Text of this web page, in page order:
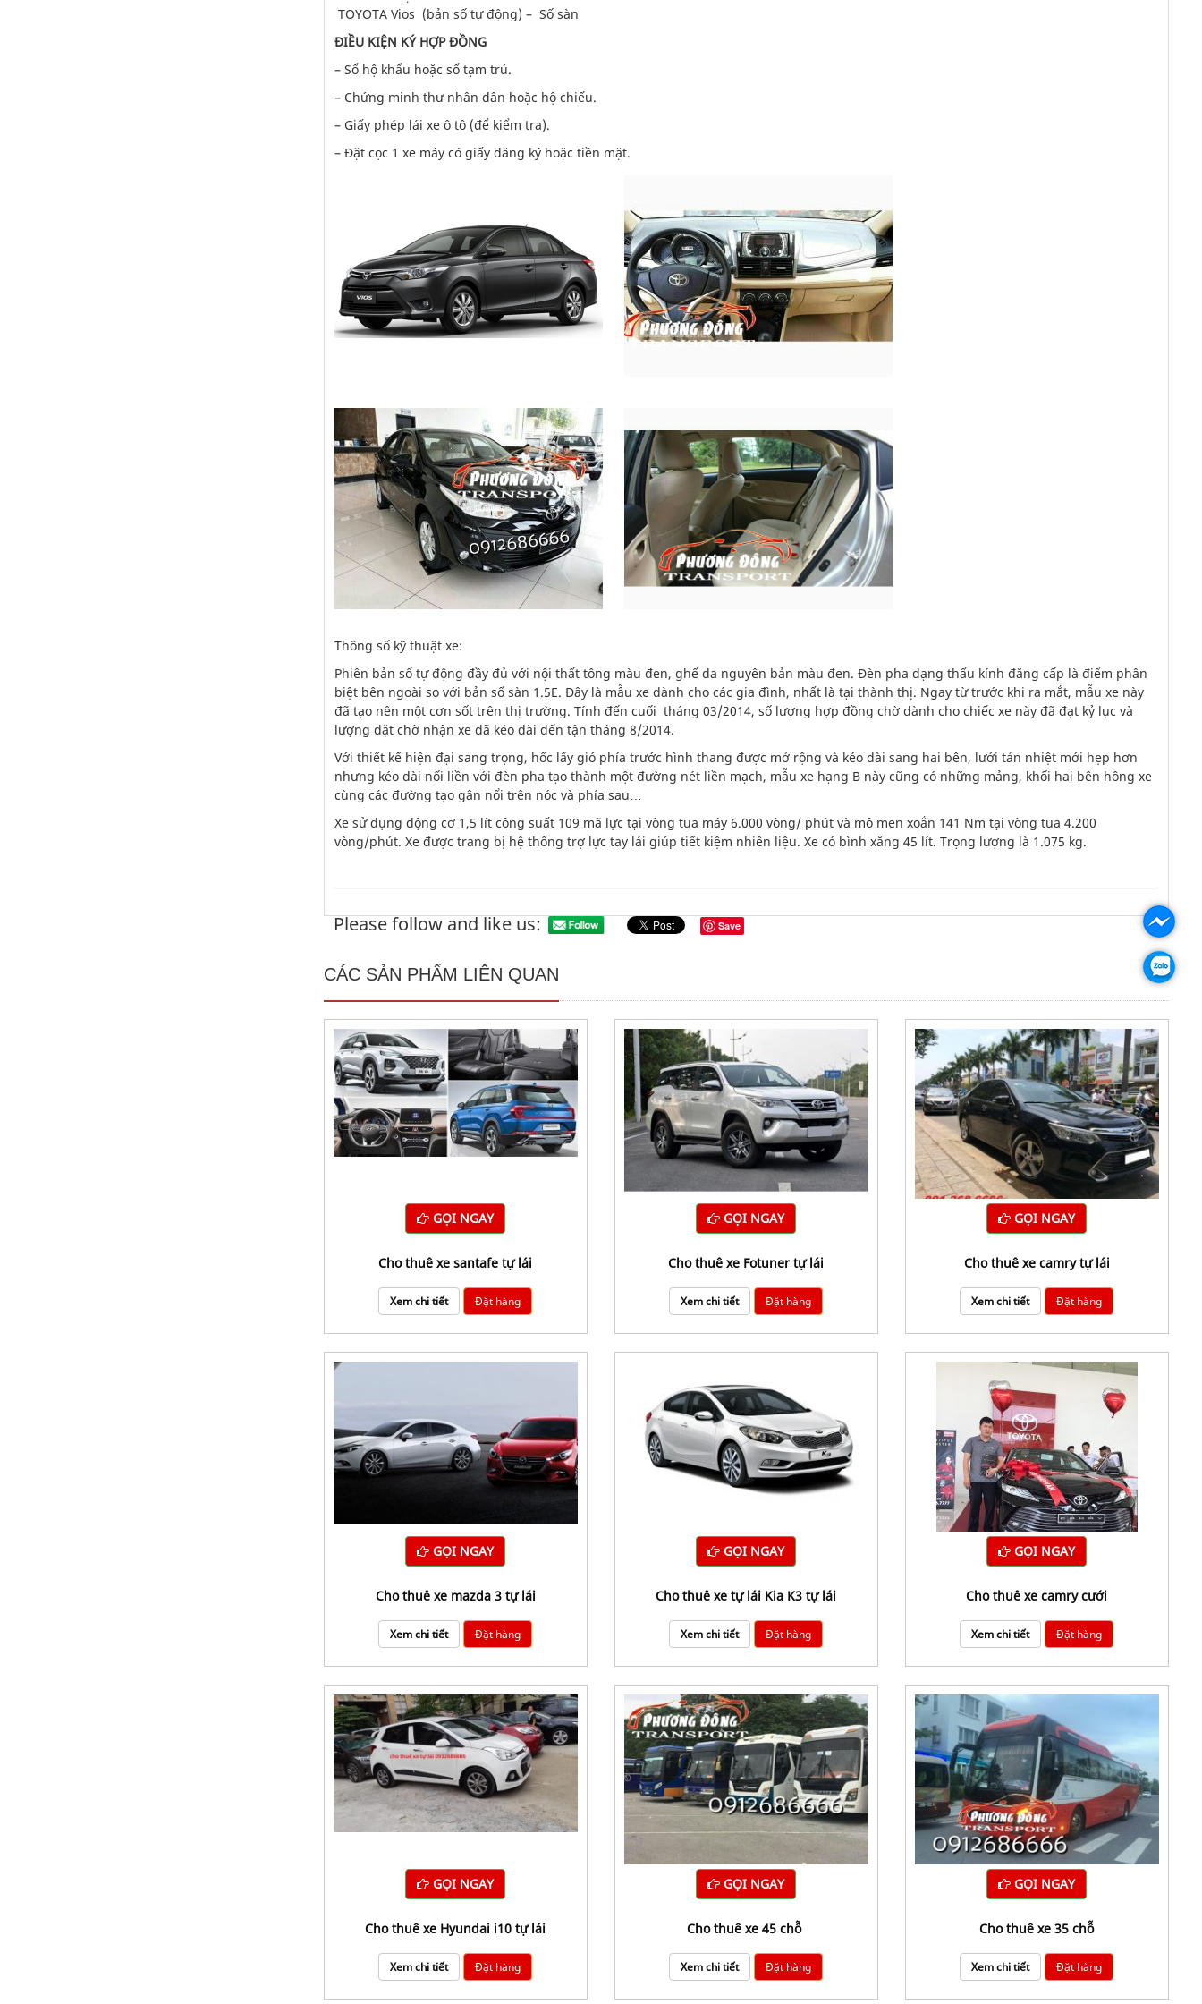
TOYOTA Vios (bản số tự động) – Số sàn
ĐIỀU KIỆN KÝ HỢP ĐỒNG
– Sổ hộ khẩu hoặc sổ tạm trú.
– Chứng minh thư nhân dân hoặc hộ chiếu.
– Giấy phép lái xe ô tô (để kiểm tra).
– Đặt cọc 1 xe máy có giấy đăng ký hoặc tiền mặt.
Thông số kỹ thuật xe:
Phiên bản số tự động đầy đủ với nội thất tông màu đen, ghế da nguyên bản màu đen. Đèn pha dạng thấu kính đẳng cấp là điểm phân
biệt bên ngoài so với bản số sàn 1.5E. Đây là mẫu xe dành cho các gia đình, nhất là tại thành thị. Ngay từ trước khi ra mắt, mẫu xe này
đã tạo nên một cơn sốt trên thị trường. Tính đến cuối tháng 03/2014, số lượng hợp đồng chờ dành cho chiếc xe này đã đạt kỷ lục và
lượng đặt chờ nhận xe đã kéo dài đến tận tháng 8/2014.
Với thiết kế hiện đại sang trọng, hốc lấy gió phía trước hình thang được mở rộng và kéo dài sang hai bên, lưới tản nhiệt mới hẹp hơn
nhưng kéo dài nối liền với đèn pha tạo thành một đường nét liền mạch, mẫu xe hạng B này cũng có những mảng, khối hai bên hông xe
cùng các đường tạo gân nổi trên nóc và phía sau…
Xe sử dụng động cơ 1,5 lít công suất 109 mã lực tại vòng tua máy 6.000 vòng/ phút và mô men xoắn 141 Nm tại vòng tua 4.200
vòng/phút. Xe được trang bị hệ thống trợ lực tay lái giúp tiết kiệm nhiên liệu. Xe có bình xăng 45 lít. Trọng lượng là 1.075 kg.
Please follow and like us: Save
CÁC SẢN PHẨM LIÊN QUAN
GỌI NGAY
Cho thuê xe santafe tự lái
Xem chi tiết Đặt hàng
GỌI NGAY
Cho thuê xe Fotuner tự lái
Xem chi tiết Đặt hàng
GỌI NGAY
Cho thuê xe camry tự lái
Xem chi tiết Đặt hàng
GỌI NGAY
Cho thuê xe mazda 3 tự lái
Xem chi tiết Đặt hàng
GỌI NGAY
Cho thuê xe tự lái Kia K3 tự lái
Xem chi tiết Đặt hàng
GỌI NGAY
Cho thuê xe camry cưới
Xem chi tiết Đặt hàng
GỌI NGAY
cho thuê xe Hyundai i10 tự lái
Xem chi tiết Đặt hàng
GỌI NGAY
cho thuê xe 45 chỗ
Xem chi tiết Đặt hàng
GỌI NGAY
cho thuê xe 35 chỗ
Xem chi tiết Đặt hàng